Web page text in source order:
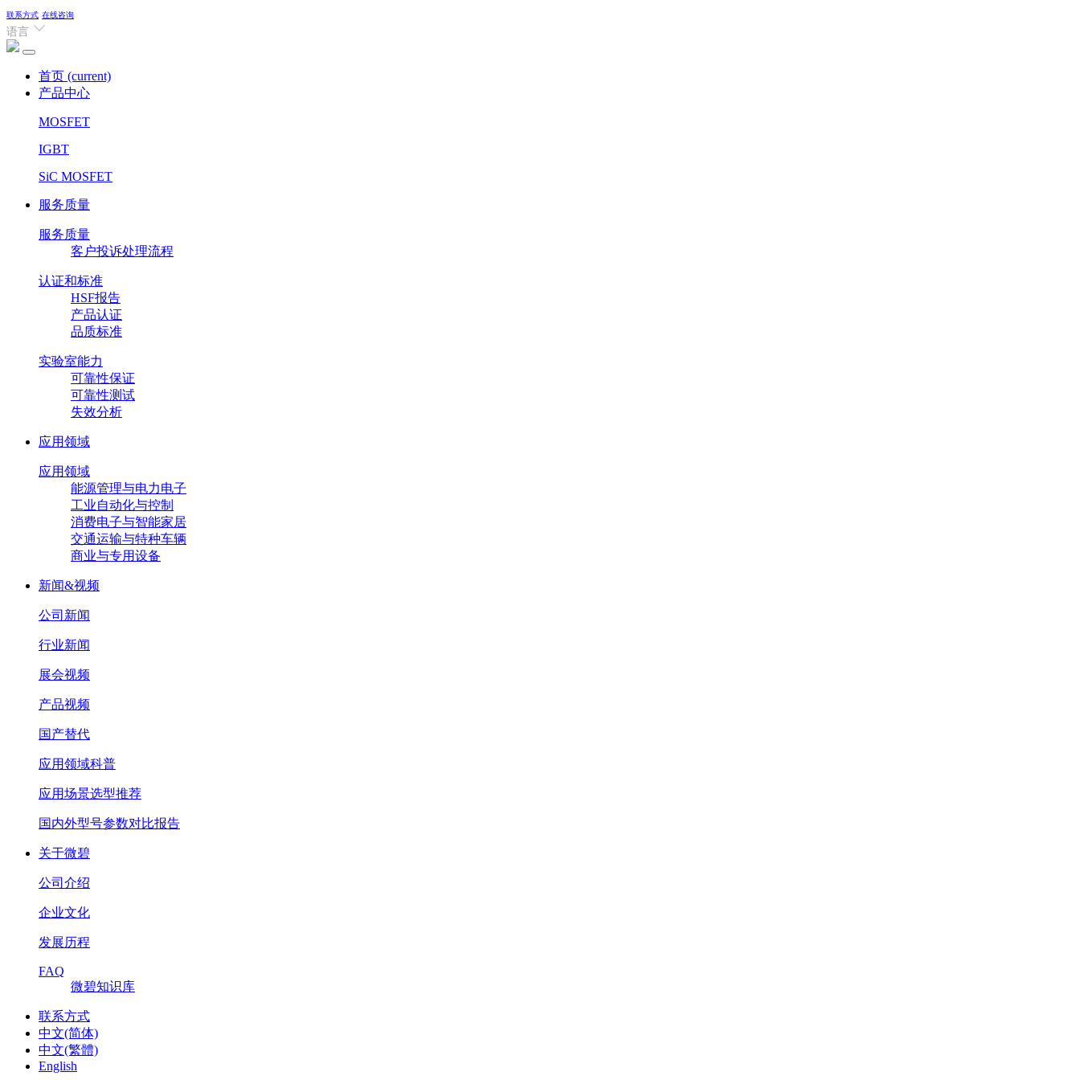
联系方式 在线咨询
语言
首页 (current)
产品中心
MOSFET
IGBT
SiC MOSFET
服务质量
服务质量
客户投诉处理流程
认证和标准
HSF报告
产品认证
品质标准
实验室能力
可靠性保证
可靠性测试
失效分析
应用领域
应用领域
能源管理与电力电子
工业自动化与控制
消费电子与智能家居
交通运输与特种车辆
商业与专用设备
新闻&视频
公司新闻
行业新闻
展会视频
产品视频
国产替代
应用领域科普
应用场景选型推荐
国内外型号参数对比报告
关于微碧
公司介绍
企业文化
发展历程
FAQ
微碧知识库
联系方式
中文(简体)
中文(繁體)
English